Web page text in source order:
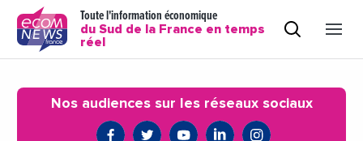
Toute l'information économique
du Sud de la France en temps
réel
Nos audiences sur les réseaux sociaux